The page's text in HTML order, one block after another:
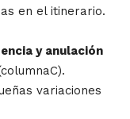
en el itinerario.
y anulación
variaciones